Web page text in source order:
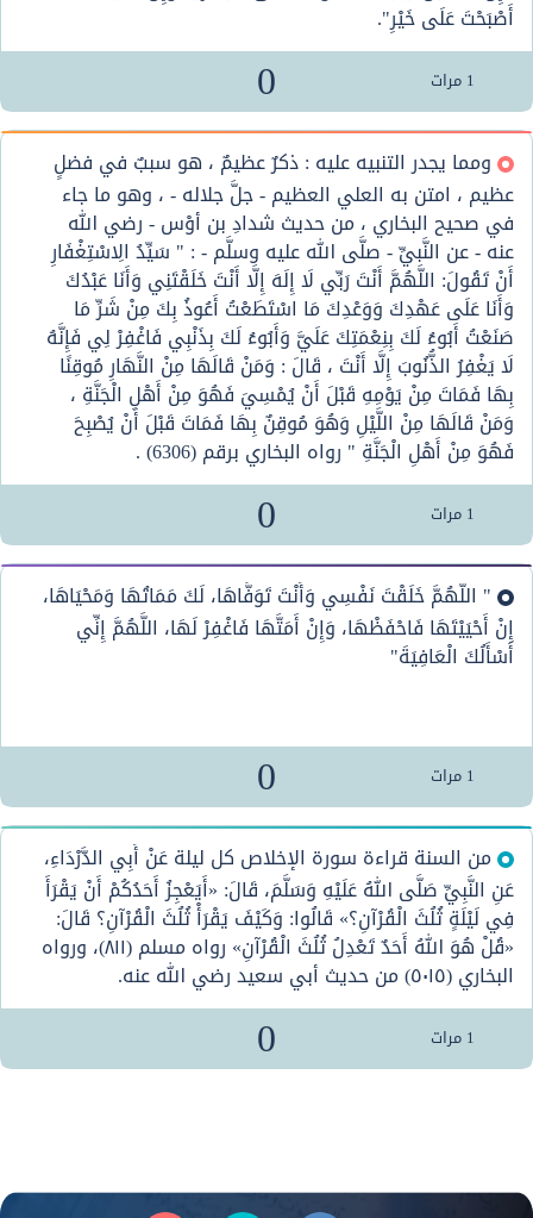
0 1 مرات
أَصْبَحْتَ عَلَى خَيْرِ".
0 1 مرات
ومما يجدر التنبيه عليه : ذكرٌ عظيمٌ ، هو سببٌ في فضلٍ
عظيم ، امتن به العلي العظيم - جلَّ جلاله - ، وهو ما جاء
في صحيح البخاري ، من حديث شدادِ بن أوْس - رضي الله
عنه - عن النَّبيِّ - صلَّى الله عليه وسلَّم - : " سَيِّدُ الِاسْتِغْفَارِ
أَنْ تَقُولَ: اللَّهُمَّ أَنْتَ رَبِّي لَا إِلَهَ إِلَّا أَنْتَ خَلَقْتَنِي وَأَنَا عَبْدُكَ
وَأَنَا عَلَى عَهْدِكَ وَوَعْدِكَ مَا اسْتَطَعْتُ أَعُوذُ بِكَ مِنْ شَرِّ مَا
صَنَعْتُ أَبُوءُ لَكَ بِنِعْمَتِكَ عَلَيَّ وَأَبُوءُ لَكَ بِذَنْبِي فَاغْفِرْ لِي فَإِنَّهُ
لَا يَغْفِرُ الذُّنُوبَ إِلَّا أَنْتَ ، قَالَ : وَمَنْ قَالَهَا مِنْ النَّهَارِ مُوقِنًا
بِهَا فَمَاتَ مِنْ يَوْمِهِ قَبْلَ أَنْ يُمْسِيَ فَهُوَ مِنْ أَهْلِ الْجَنَّةِ ،
وَمَنْ قَالَهَا مِنْ اللَّيْلِ وَهُوَ مُوقِنٌ بِهَا فَمَاتَ قَبْلَ أَنْ يُصْبِحَ
فَهُوَ مِنْ أَهْلِ الْجَنَّةِ " رواه البخاري برقم (6306) .
0 1 مرات
" اللَّهُمَّ خَلَقْتَ نَفْسِي وَأَنْتَ تَوَفَّاهَا، لَكَ مَمَاتُهَا وَمَحْيَاهَا،
إِنْ أَحْيَيْتَهَا فَاحْفَظْهَا، وَإِنْ أَمَتَّهَا فَاغْفِرْ لَهَا، اللَّهُمَّ إِنِّي
أَسْأَلُكَ الْعَافِيَةَ"
0 1 مرات
من السنة قراءة سورة الإخلاص كل ليلة عَنْ أَبِي الدَّرْدَاءِ،
عَنِ النَّبِيِّ صَلَّى اللهُ عَلَيْهِ وَسَلَّمَ، قَالَ: «أَيَعْجِزُ أَحَدُكُمْ أَنْ يَقْرَأَ
فِي لَيْلَةٍ ثُلُثَ الْقُرْآنِ؟» قَالُوا: وَكَيْفَ يَقْرَأْ ثُلُثَ الْقُرْآنِ؟ قَالَ:
«قُلْ هُوَ اللهُ أَحَدٌ تَعْدِلُ ثُلُثَ الْقُرْآنِ» رواه مسلم (٨١١)، ورواه
البخاري (٥٠١٥) من حديث أبي سعيد رضي الله عنه.